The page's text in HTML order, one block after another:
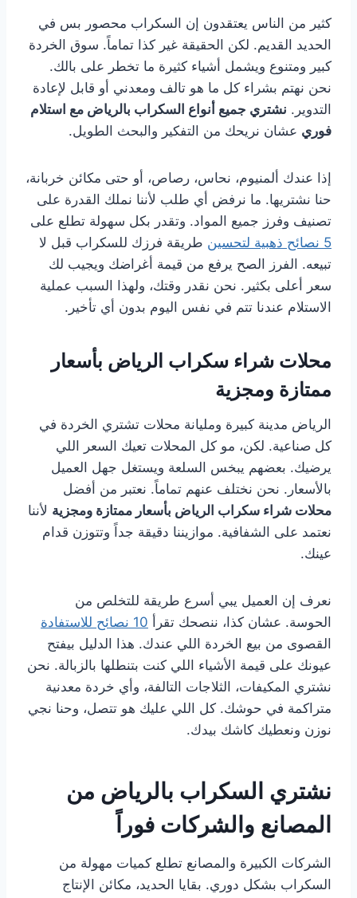
كثير من الناس يعتقدون إن السكراب محصور بس في
الحديد القديم. لكن الحقيقة غير كذا تماماً. سوق الخردة
كبير ومتنوع ويشمل أشياء كثيرة ما تخطر على بالك.
نحن نهتم بشراء كل ما هو تالف ومعدني أو قابل لإعادة
التدوير. نشتري جميع أنواع السكراب بالرياض مع استلام
فوري عشان نريحك من التفكير والبحث الطويل.
إذا عندك ألمنيوم، نحاس، رصاص، أو حتى مكائن خربانة،
حنا نشتريها. ما نرفض أي طلب لأننا نملك القدرة على
تصنيف وفرز جميع المواد. وتقدر بكل سهولة تطلع على
5 نصائح ذهبية لتحسين
طريقة فرزك للسكراب قبل لا
تبيعه. الفرز الصح يرفع من قيمة أغراضك ويجيب لك
سعر أعلى بكثير. نحن نقدر وقتك، ولهذا السبب عملية
الاستلام عندنا تتم في نفس اليوم بدون أي تأخير.
محلات شراء سكراب الرياض بأسعار
ممتازة ومجزية
الرياض مدينة كبيرة ومليانة محلات تشتري الخردة في
كل صناعية. لكن، مو كل المحلات تعيك السعر اللي
يرضيك. بعضهم يبخس السلعة ويستغل جهل العميل
بالأسعار. نحن نختلف عنهم تماماً. نعتبر من أفضل
محلات شراء سكراب الرياض بأسعار ممتازة ومجزية لأننا
نعتمد على الشفافية. موازيننا دقيقة جداً وتتوزن قدام
عينك.
نعرف إن العميل يبي أسرع طريقة للتخلص من
الحوسة. عشان كذا، ننصحك تقرأ 10 نصائح للاستفادة
القصوى من بيع الخردة اللي عندك. هذا الدليل بيفتح
عيونك على قيمة الأشياء اللي كنت بتنطلها بالزبالة. نحن
نشتري المكيفات، الثلاجات التالفة، وأي خردة معدنية
متراكمة في حوشك. كل اللي عليك هو تتصل، وحنا نجي
نوزن ونعطيك كاشك بيدك.
نشتري السكراب بالرياض من
المصانع والشركات فوراً
الشركات الكبيرة والمصانع تطلع كميات مهولة من
السكراب بشكل دوري. بقايا الحديد، مكائن الإنتاج